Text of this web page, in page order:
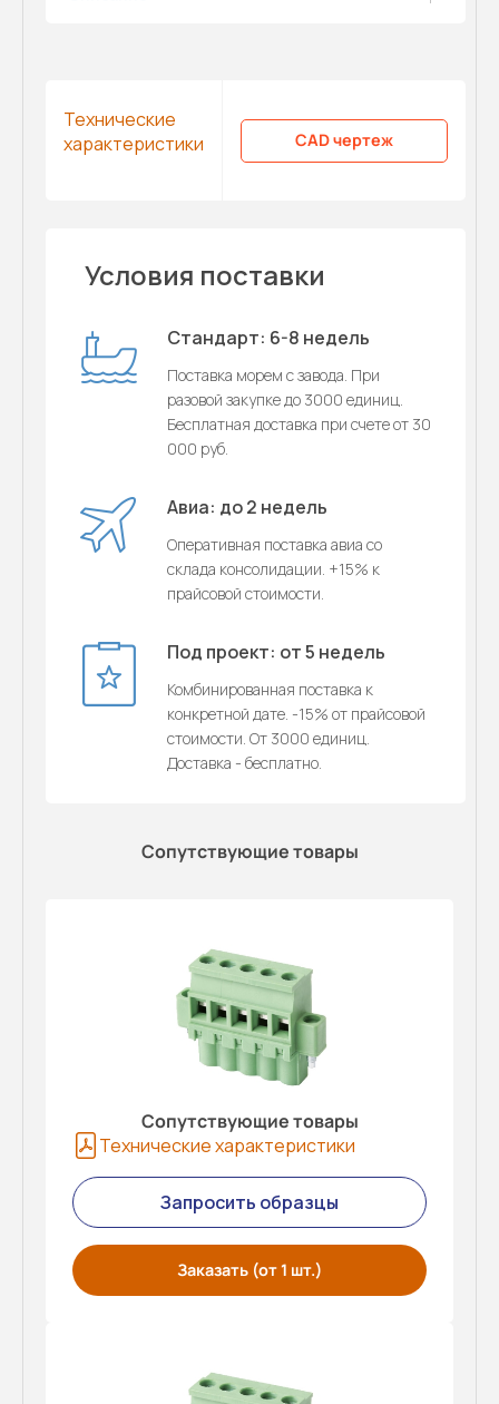
Технические
характеристики
CAD чертеж
Условия поставки
Стандарт: 6-8 недель
Поставка морем с завода. При
разовой закупке до 3000 единиц.
Бесплатная доставка при счете от 30
000 руб.
Авиа: до 2 недель
Оперативная поставка авиа со
склада консолидации. +15% к
прайсовой стоимости.
Под проект: от 5 недель
Комбинированная поставка к
конкретной дате. -15% от прайсовой
стоимости. От 3000 единиц.
Доставка - бесплатно.
Сопутствующие товары
Сопутствующие товары
Технические характеристики
Запросить образцы
Заказать (от 1 шт.)